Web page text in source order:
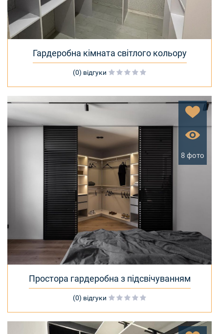
Гардеробна кімната світлого кольору
(0) відгуки
Простора гардеробна з підсвічуванням
(0) відгуки
8 фото